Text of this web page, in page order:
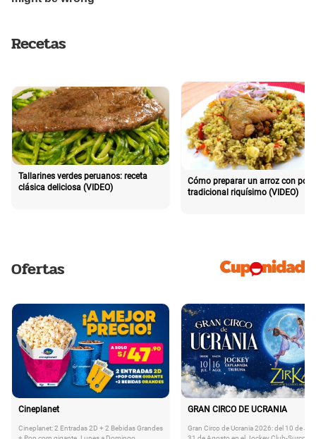
Recetas
Tallarines verdes peruanos: receta
clásica deliciosa (VIDEO)
Cómo preparar un arroz con pollo
tradicional riquísimo (VIDEO)
Ofertas
Cineplanet
Cineplanet: 2 Entradas 2D + 2 Bebidas Grandes
GRAN CIRCO DE UCRANIA
Gran Circo de Ucrania 2026: del 10 de